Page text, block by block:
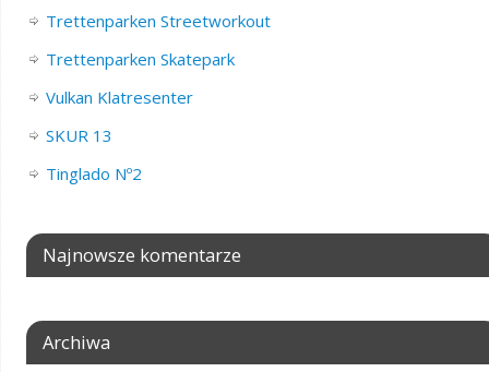
Trettenparken Streetworkout
Trettenparken Skatepark
Vulkan Klatresenter
SKUR 13
Tinglado Nº2
Najnowsze komentarze
Archiwa